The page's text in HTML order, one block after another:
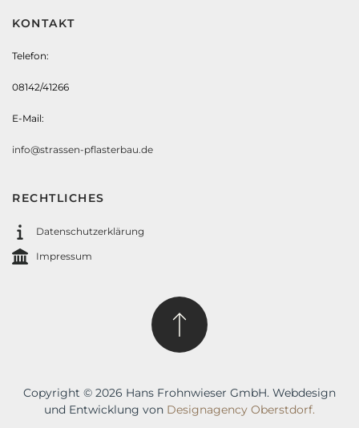
KONTAKT
Telefon:
08142/41266
E-Mail:
info@strassen-pflasterbau.de
RECHTLICHES
Datenschutzerklärung
Impressum
Copyright © 2026 Hans Frohnwieser GmbH. Webdesign
und Entwicklung von Designagency Oberstdorf.